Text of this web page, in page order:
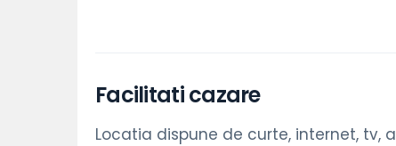
Facilitati cazare
Locatia dispune de curte, internet, tv,